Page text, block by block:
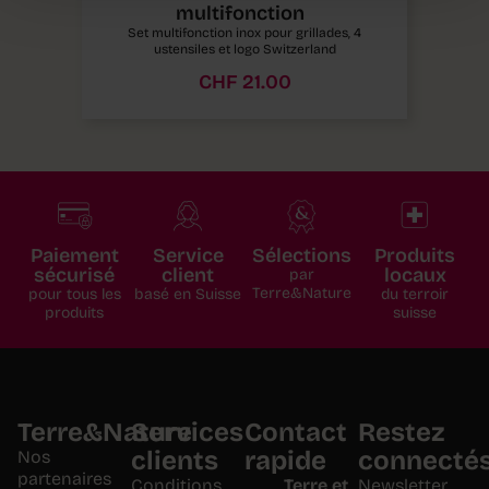
multifonction
Set multifonction inox pour grillades, 4
ustensiles et logo Switzerland
CHF 21.00
Paiement
sécurisé
pour tous les
produits
Service
client
basé en Suisse
Sélections
par
Terre&Nature
Produits
locaux
du terroir
suisse
Terre&Nature
Nos
partenaires
Services
clients
Contact
rapide
Restez